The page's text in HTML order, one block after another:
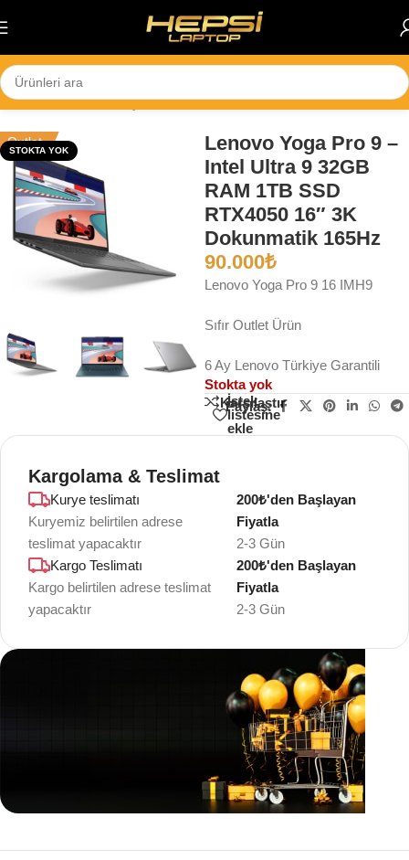
Skip to navigation
Ana Sayfa/Notebook/İş Bilgisayarları
STOKTA YOK
Outlet
Lenovo Yoga Pro 9 –
Intel Ultra 9 32GB
RAM 1TB SSD
RTX4050 16″ 3K
Dokunmatik 165Hz
90.000₺
Lenovo Yoga Pro 9 16 IMH9
Sıfır Outlet Ürün
6 Ay Lenovo Türkiye Garantili
Stokta yok
Karşılaştır
İstek
listesine
ekle
Paylaş:
Kargolama & Teslimat
Kurye teslimatı
Kuryemiz belirtilen adrese
teslimat yapacaktır
2-3 Gün
200₺'den Başlayan
Fiyatla
Kargo Teslimatı
Kargo belirtilen adrese teslimat
yapacaktır
2-3 Gün
200₺'den Başlayan
Fiyatla
Teklif